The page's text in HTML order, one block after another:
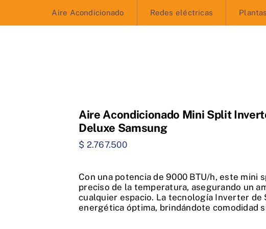
Aire Acondicionado Redes eléctricas
Aire Acondicionado Mini Split
Deluxe Samsung
$ 2.767.500
Con una potencia de 9000 BTU/h, este
preciso de la temperatura, asegurando un
cualquier espacio. La tecnología Inverter de
energética óptima, brindándote comodidad